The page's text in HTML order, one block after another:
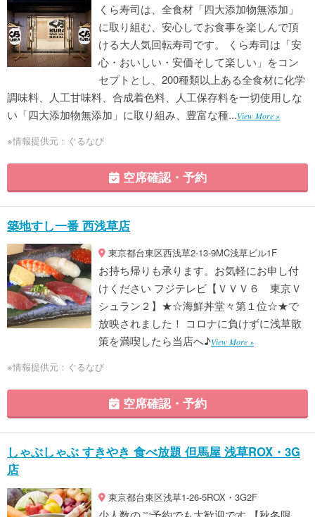
くら寿司は、全食材「四大添加物無添加」
に取り組む、安心してお食事を楽しんで頂
ける大人気回転寿司です。 くら寿司は「安
心・おいしい・安価そして楽しい」をコン
セプトとし、200種類以上ある全食材に化学
調味料、人工甘味料、合成着色料、人工保存料を一切使用しな
い「四大添加物無添加」に取り組み、豊富な種...View More »
※情報提供元：ぐるなび
空席確認・予約
築地すし一番 西浅草店
東京都台東区西浅草2-13-9MC浅草ビル1F
お持ち帰りも承ります。お気軽にお申し付
けください フジテレビ【ＶＶＶ６ 東京Ｖ
シュラン２】★☆海鮮丼堂々第１位☆★で
放映されました！ コロナに負けずに浅草散
策を満喫したら当店へ♪View More »
※情報提供元：ぐるなび
空席確認・予約
しゃぶしゃぶ すきやき 食べ放題 但馬屋 浅草ROX・3G
店
東京都台東区浅草1-26-5ROX・3G2F